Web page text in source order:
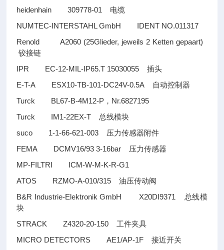
heidenhain 309778-01 电缆
NUMTEC-INTERSTAHL GmbH IDENT NO.011317
Renold A2060 (25Glieder, jeweils 2 Ketten gepaart)
铰接链
IPR EC-12-MIL-IP65.T 15030055插头
E-T-A ESX10-TB-101-DC24V-0.5A 自动控制器
Turck BL67-B-4M12-P ， Nr.6827195
Turck IM1-22EX-T 总线模块
suco 1-1-66-621-003 压力传感器附件
FEMA DCMV16/93 3-16bar 压力传感器
MP-FILTRI ICM-W-M-K-R-G1
ATOS RZMO-A-010/315油压传动阀
B&R Industrie-Elektronik GmbH X20DI9371
总线模
块
STRACK Z4320-20-150 工件夹具
MICRO DETECTORS AE1/AP-1F接近开关